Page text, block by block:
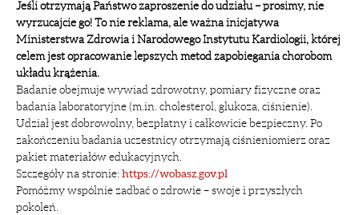
Jeśli otrzymają Państwo zaproszenie do udziału – prosimy, nie
wyrzucajcie go! To nie reklama, ale ważna inicjatywa
Ministerstwa Zdrowia i Narodowego Instytutu Kardiologii, której
celem jest opracowanie lepszych metod zapobiegania chorobom
układu krążenia.
Badanie obejmuje wywiad zdrowotny, pomiary fizyczne oraz
badania laboratoryjne (m.in. cholesterol, glukoza, ciśnienie).
Udział jest dobrowolny, bezpłatny i całkowicie bezpieczny. Po
zakończeniu badania uczestnicy otrzymają ciśnieniomierz oraz
pakiet materiałów edukacyjnych.
Szczegóły na stronie:https://wobasz.gov.pl
Pomóżmy wspólnie zadbać o zdrowie – swoje i przyszłych
pokoleń.